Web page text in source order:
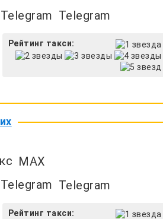
Telegram
Рейтинг такси:
MAX
Telegram
Рейтинг такси: